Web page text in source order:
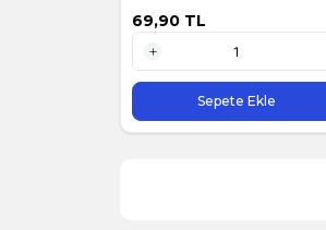
69,90 TL
1 Adet
Sepete Ekle